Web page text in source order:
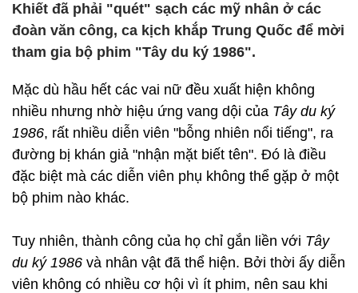
Khiết đã phải "quét" sạch các mỹ nhân ở các
đoàn văn công, ca kịch khắp Trung Quốc để mời
tham gia bộ phim "Tây du ký 1986".
Mặc dù hầu hết các vai nữ đều xuất hiện không
nhiều nhưng nhờ hiệu ứng vang dội của Tây du ký
1986, rất nhiều diễn viên "bỗng nhiên nổi tiếng", ra
đường bị khán giả "nhận mặt biết tên". Đó là điều
đặc biệt mà các diễn viên phụ không thể gặp ở một
bộ phim nào khác.
Tuy nhiên, thành công của họ chỉ gắn liền với Tây
du ký 1986 và nhân vật đã thể hiện. Bởi thời ấy diễn
viên không có nhiều cơ hội vì ít phim, nên sau khi